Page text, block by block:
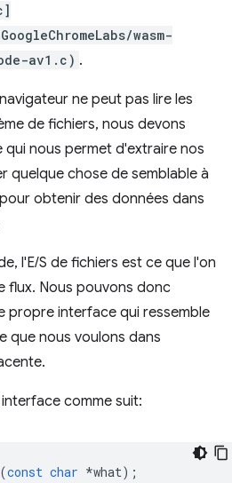
wasm-
av1.c) .
ne peut pas lire les
de fichiers, nous devons
nous permet d'extraire nos
quelque chose de semblable à
obtenir des données dans
l'E/S de fichiers est ce que l'on
flux. Nous pouvons donc
propre interface qui ressemble
que nous voulons dans
comme suit:
(const char *what);